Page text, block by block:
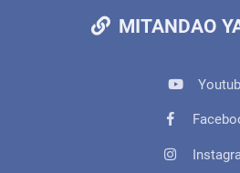
MITANDAO